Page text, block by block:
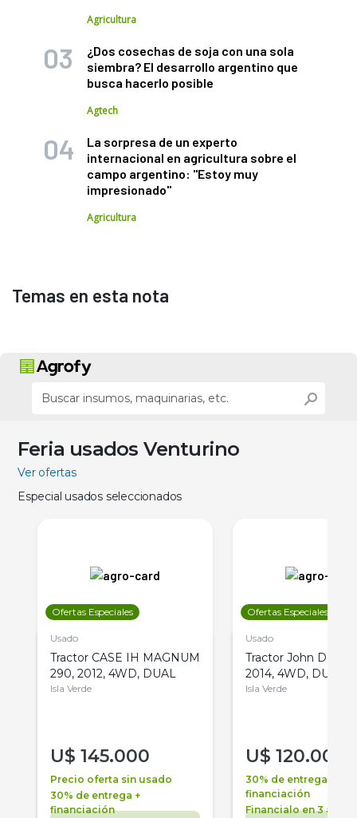
Agricultura
¿Dos cosechas de soja con una sola
siembra? El desarrollo argentino que
busca hacerlo posible
Agtech
La sorpresa de un experto
internacional en agricultura sobre el
campo argentino: "Estoy muy
impresionado"
Agricultura
Temas en esta nota
Feria usados Venturino
Ver ofertas
Especial usados seleccionados
Ofertas Especiales
Usado
Tractor CASE IH MAGNUM
290, 2012, 4WD, DUAL
Isla Verde
U$ 145.000
Precio oferta sin usado
30% de entrega +
financiación
Ofertas Especiales
Usado
Tractor John Deere
2014, 4WD, DUAL
Isla Verde
U$ 120.000
30% de entrega +
financiación
Financialo en 3 años